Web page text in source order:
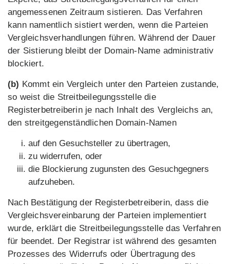
angemessenen Zeitraum sistieren. Das Verfahren
kann namentlich sistiert werden, wenn die Parteien
Vergleichsverhandlungen führen. Während der Dauer
der Sistierung bleibt der Domain-Name administrativ
blockiert.
(b) Kommt ein Vergleich unter den Parteien zustande,
so weist die Streitbeilegungsstelle die
Registerbetreiberin je nach Inhalt des Vergleichs an,
den streitgegenständlichen Domain-Namen
auf den Gesuchsteller zu übertragen,
zu widerrufen, oder
die Blockierung zugunsten des Gesuchgegners
aufzuheben.
Nach Bestätigung der Registerbetreiberin, dass die
Vergleichsvereinbarung der Parteien implementiert
wurde, erklärt die Streitbeilegungsstelle das Verfahren
für beendet. Der Registrar ist während des gesamten
Prozesses des Widerrufs oder Übertragung des